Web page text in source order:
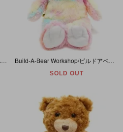
Build-A-Bear Workshop/ビルドアベアワークショップ・Unicorn/ユニコーン・ぬいぐるみ・ピンク・星柄・座った状態で高さ約30cm
SOLD OUT